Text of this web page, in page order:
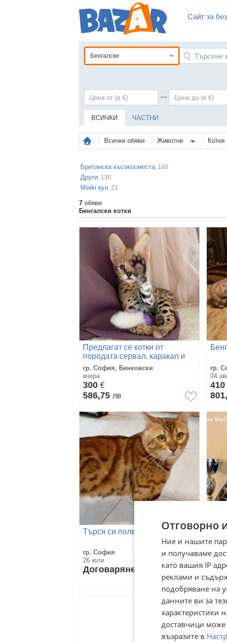
Сайт за
Бенгалски
—
ВСИЧКИ ЧАСТНИ
Всички обяви Животни Котки
Британска късокосместа, 160
Други, 130
Мейн кун, 21
7 обяви
Бенгалски котки
Предлагат се котки от
породата сервал, каракал и
савана.
гр. София, Бенковски
вчера
300 €
586,75 лв
гр.
04
410
Търся си полвинка
гр. София
26 юли
Договаряне
гр.
900
1
Отговорно
Ние и нашите
и получаваме
като вашия IP
реклами и
подобряване на
данните ви за
характеристики
доставчици може
възразите в